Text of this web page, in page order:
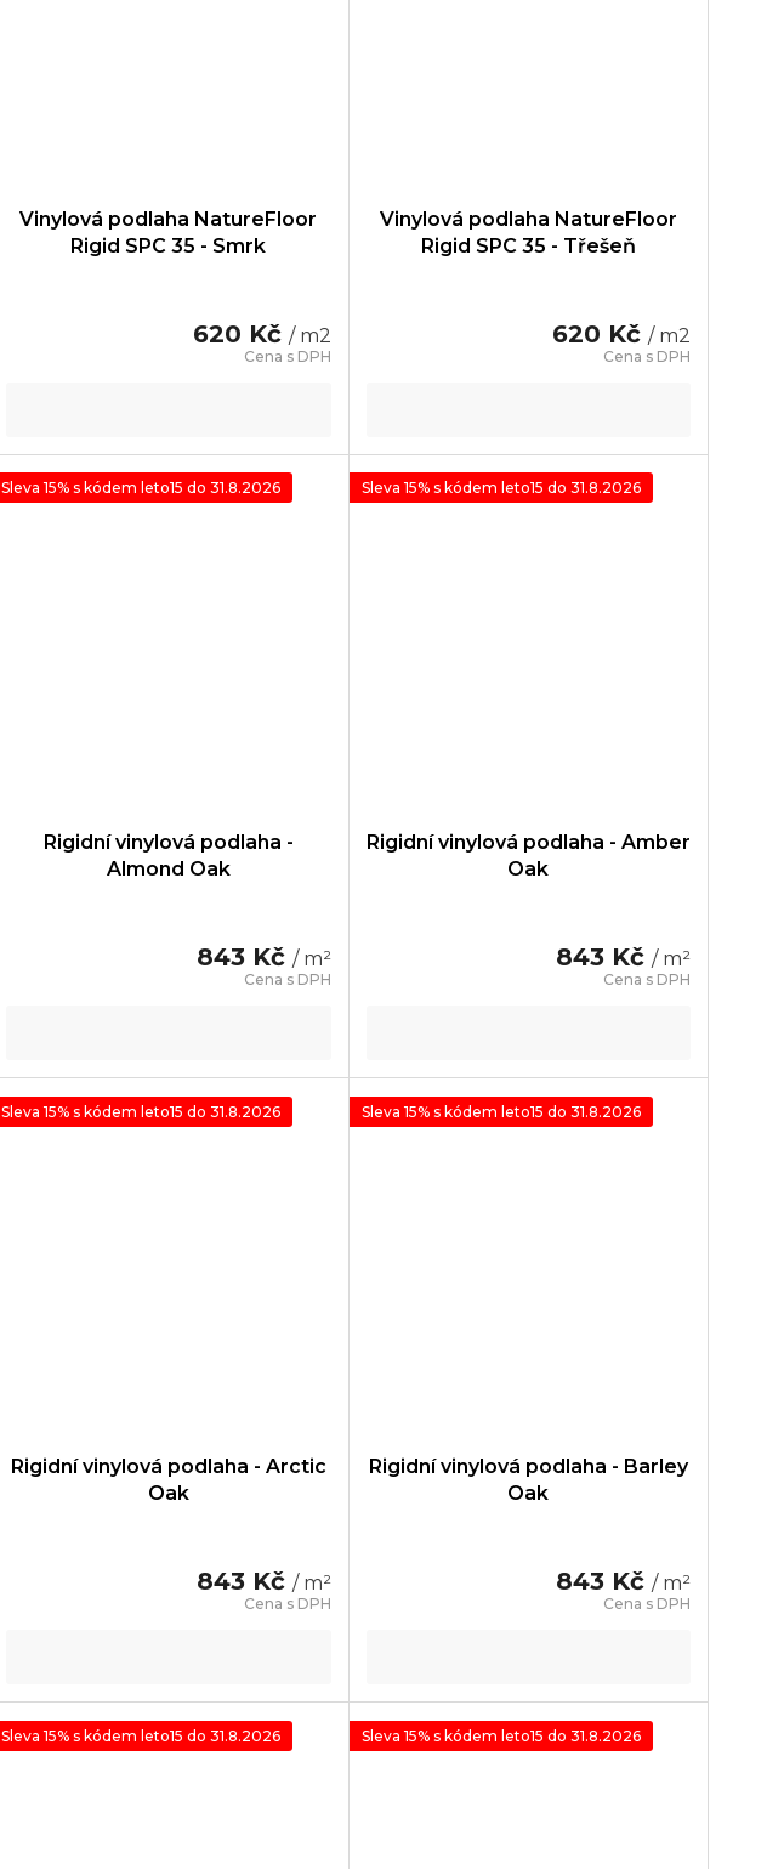
Vinylová podlaha NatureFloor
Rigid SPC 35 - Smrk
620 Kč / m2
Vinylová podlaha NatureFloor
Rigid SPC 35 - Třešeň
620 Kč / m2
Sleva 15% s kódem leto15 do 31.8.2026
Rigidní vinylová podlaha -
Almond Oak
843 Kč / m²
Sleva 15% s kódem leto15 do 31.8.2026
Rigidní vinylová podlaha - Amber
Oak
843 Kč / m²
Sleva 15% s kódem leto15 do 31.8.2026
Rigidní vinylová podlaha - Arctic
Oak
843 Kč / m²
Sleva 15% s kódem leto15 do 31.8.2026
Rigidní vinylová podlaha - Barley
Oak
843 Kč / m²
Sleva 15% s kódem leto15 do 31.8.2026 Sleva 15% s kódem leto15 do 31.8.2026